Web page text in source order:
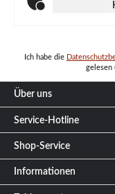
Ich habe die
gelesen
Über uns
Service-Hotline
Shop-Service
Informationen